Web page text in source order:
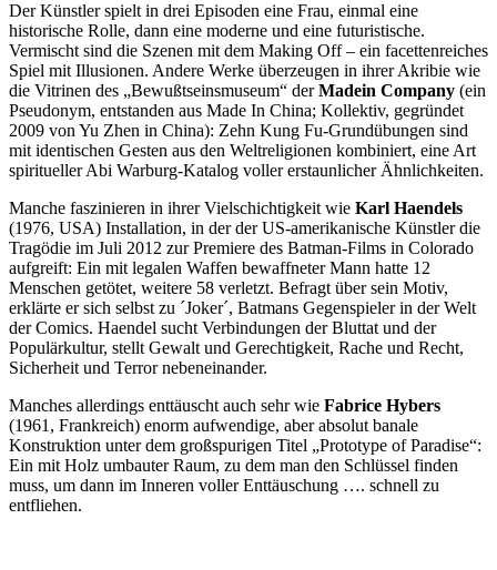
Der Künstler spielt in drei Episoden eine Frau, einmal eine
historische Rolle, dann eine moderne und eine futuristische.
Vermischt sind die Szenen mit dem Making Off – ein facettenreiches
Spiel mit Illusionen. Andere Werke überzeugen in ihrer Akribie wie
die Vitrinen des „Bewußtseinsmuseum“ derMadein Company (ein
Pseudonym, entstanden aus Made In China; Kollektiv, gegründet
2009 von Yu Zhen in China): Zehn Kung Fu-Grundübungen sind
mit identischen Gesten aus den Weltreligionen kombiniert, eine Art
spiritueller Abi Warburg-Katalog voller erstaunlicher Ähnlichkeiten.
Manche faszinieren in ihrer Vielschichtigkeit wie Karl Haendels
(1976, USA) Installation, in der der US-amerikanische Künstler die
Tragödie im Juli 2012 zur Premiere des Batman-Films in Colorado
aufgreift: Ein mit legalen Waffen bewaffneter Mann hatte 12
Menschen getötet, weitere 58 verletzt. Befragt über sein Motiv,
erklärte er sich selbst zu ´Joker´, Batmans Gegenspieler in der Welt
der Comics. Haendel sucht Verbindungen der Bluttat und der
Populärkultur, stellt Gewalt und Gerechtigkeit, Rache und Recht,
Sicherheit und Terror nebeneinander.
Manches allerdings enttäuscht auch sehr wie Fabrice Hybers
(1961, Frankreich) enorm aufwendige, aber absolut banale
Konstruktion unter dem großspurigen Titel „Prototype of Paradise“:
Ein mit Holz umbauter Raum, zu dem man den Schlüssel finden
muss, um dann im Inneren voller Enttäuschung …. schnell zu
entfliehen.